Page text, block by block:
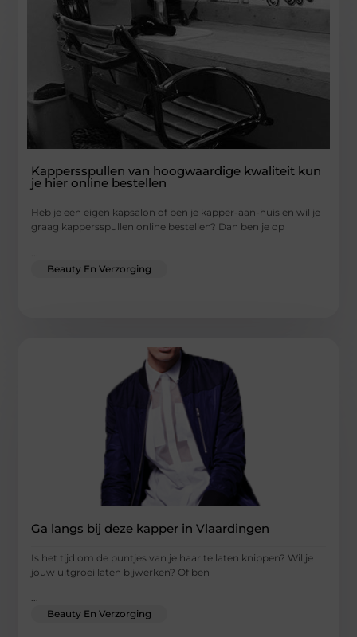
Kappersspullen van hoogwaardige kwaliteit kun
je hier online bestellen
Heb je een eigen kapsalon of ben je kapper-aan-huis en wil je
graag kappersspullen online bestellen? Dan ben je op
Beauty En Verzorging
Ga langs bij deze kapper in Vlaardingen
Is het tijd om de puntjes van je haar te laten knippen? Wil je
jouw uitgroei laten bijwerken? Of ben
...
Beauty En Verzorging